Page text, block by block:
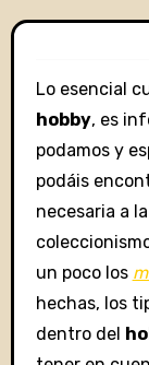
Lo esencial
hobby, es
podamos y
podáis
necesaria a
un poco los
hechas, los
dentro del